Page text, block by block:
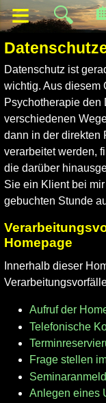
≡ 🔍
Datenschutz ist
wichtig. Aus diesem
Psychotherapie den
verschiedenen
dann in der direkten
verarbeitet werden,
die darüber
Sie ein Klient bei
gebuchten Stunde
Homepage
Innerhalb dieser
Aufruf der
Telefonische
Frage stellen
Anlegen eines